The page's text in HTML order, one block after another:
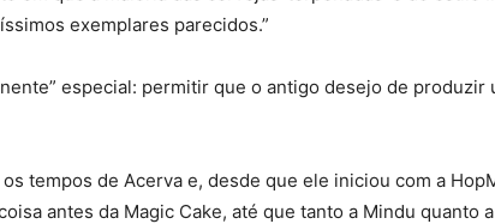
exemplares parecidos.”
especial: permitir que o antigo desejo de produzir
tempos de Acerva e, desde que ele iniciou com a
antes da Magic Cake, até que tanto a Mindu quanto